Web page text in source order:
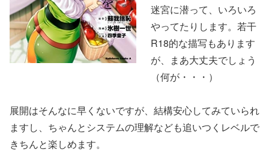
迷宮に潜って、いろいろ
やってたりします。若干
R18的な描写もあります
が、まあ大丈夫でしょう
（何が・・・）
展開はそんなに早くないですが、結構安心してみていられ
ますし、ちゃんとシステムの理解なども追いつくレベルで
きちんと楽しめます。